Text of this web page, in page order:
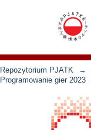
Repozytorium PJATK →
Programowanie gier 2023